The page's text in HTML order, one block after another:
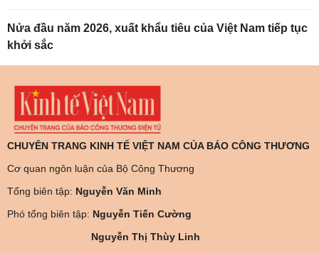
Nửa đầu năm 2026, xuất khẩu tiêu của Việt Nam tiếp tục
khởi sắc
CHUYÊN TRANG KINH TẾ VIỆT NAM CỦA BÁO CÔNG THƯƠNG
Cơ quan ngôn luận của Bộ Công Thương
Tổng biên tập: Nguyễn Văn Minh
Phó tổng biên tập: Nguyễn Tiến Cường
Nguyễn Thị Thùy Linh